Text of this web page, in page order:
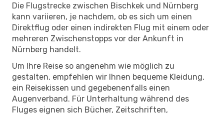
Die Flugstrecke zwischen Bischkek und Nürnberg
kann variieren, je nachdem, ob es sich um einen
Direktflug oder einen indirekten Flug mit einem oder
mehreren Zwischenstopps vor der Ankunft in
Nürnberg handelt.
Um Ihre Reise so angenehm wie möglich zu
gestalten, empfehlen wir Ihnen bequeme Kleidung,
ein Reisekissen und gegebenenfalls einen
Augenverband. Für Unterhaltung während des
Fluges eignen sich Bücher, Zeitschriften,